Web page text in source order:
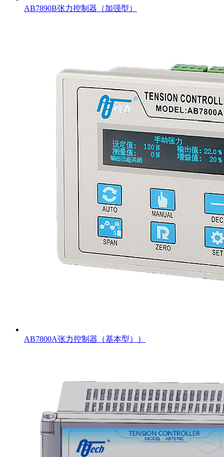
AB7890B张力控制器（加强型）
AB7800A张力控制器（基本型））